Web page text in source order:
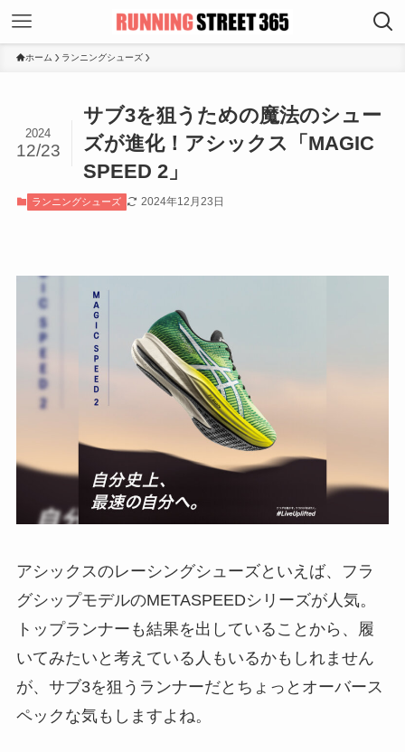
ホーム ランニングシューズ
サブ3を狙うための魔法のシュー
ズが進化！アシックス「MAGIC
SPEED 2」
2024
12/23
ランニングシューズ 2024年12月23日
アシックスのレーシングシューズといえば、フラ
グシップモデルのMETASPEEDシリーズが人気。
トップランナーも結果を出していることから、履
いてみたいと考えている人もいるかもしれません
が、サブ3を狙うランナーだとちょっとオーバース
ペックな気もしますよね。